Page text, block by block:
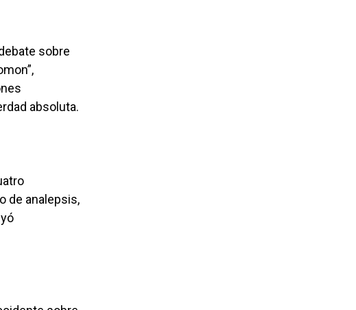
sobre
absoluta.
de analepsis,